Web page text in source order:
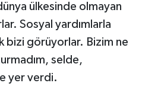
ülkesinde olmayan
Sosyal yardımlarla
bizi görüyorlar. Bizim ne
selde,
yer verdi.